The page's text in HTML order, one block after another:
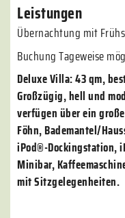
Leistungen
Übernachtung mit
Buchung Tageweise
Deluxe Villa: 43 qm,
Großzügig, hell und
verfügen über ein
Föhn, Bademantel/
iPod®-Dockingstation,
Minibar,
mit Sitzgelegenheiten.